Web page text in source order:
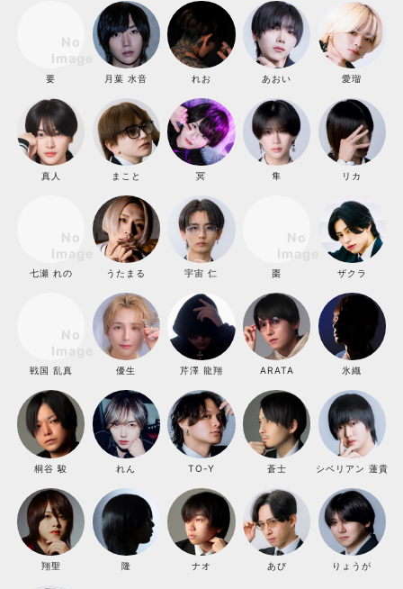
要 月葉 水音 れお あおい 愛瑠
真人 まこと 冥 隼 リカ
七瀬 れの うたまる 宇宙 仁 棗 ザクラ
戦国 乱真 優生 芹澤 龍翔 ARATA 氷織
桐谷 駿 れん TO-Y 蒼士 シベリアン 蓮貴
翔聖 隆 ナオ あび りょうが